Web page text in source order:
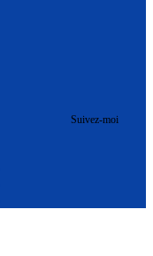
Suivez-moi